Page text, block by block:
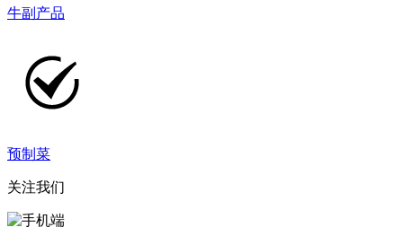
牛副产品
预制菜
关注我们